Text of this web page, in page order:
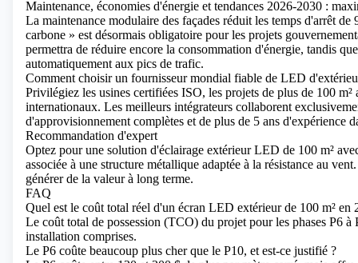
Maintenance, économies d'énergie et tendances 2026-2030 :
La maintenance modulaire des façades réduit les temps d'arrêt
carbone » est désormais obligatoire pour les projets
permettra de réduire encore la consommation d'énergie, tandis
automatiquement aux pics de trafic.
Comment choisir un fournisseur mondial fiable de LED
Privilégiez les usines certifiées ISO, les projets de plus de 100
internationaux. Les meilleurs intégrateurs collaborent
d'approvisionnement complètes et de plus de 5 ans d'expérience
Recommandation d'expert
Optez pour une solution d'éclairage extérieur LED de 100 m²
associée à une structure métallique adaptée à la résistance au
générer de la valeur à long terme.
FAQ
Quel est le coût total réel d'un écran LED extérieur de 100 m² en
Le coût total de possession (TCO) du projet pour les phases P6
installation comprises.
Le P6 coûte beaucoup plus cher que le P10, et est-ce justifié ?